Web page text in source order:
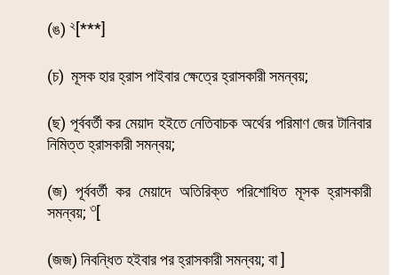
(ঙ) ২ [***]
(চ) মূসক হার হ্রাস পাইবার ক্ষেত্রে হ্রাসকারী সমন্বয়;
(ছ) পূর্ববর্তী কর মেয়াদ হইতে নেতিবাচক অর্থের পরিমাণ জের টানিবার
নিমিত্ত হ্রাসকারী সমন্বয়;
(জ) পূর্ববর্তী কর মেয়াদে অতিরিক্ত পরিশোধিত মূসক হ্রাসকারী
সমন্বয়; ৩[
(জজ) নিবন্ধিত হইবার পর হ্রাসকারী সমন্বয়; বা ]